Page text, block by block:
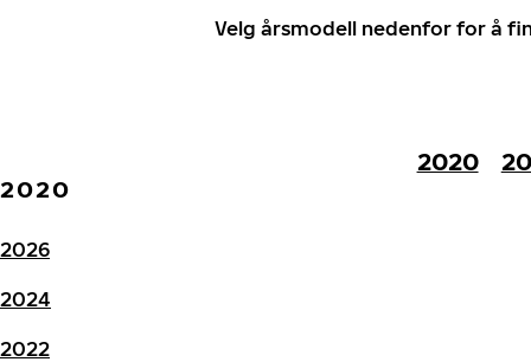
Velg årsmodell nedenfor for å
2020
2020
2026
2024
2022